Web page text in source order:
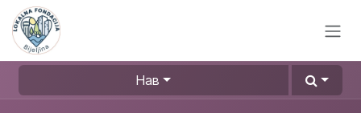
Skip to Content
Нав